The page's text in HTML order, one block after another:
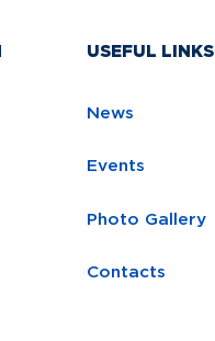
USEFUL LINKS
News
Events
Photo Gallery
Contacts